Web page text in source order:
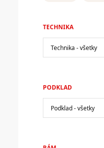
TECHNIKA
PODKLAD